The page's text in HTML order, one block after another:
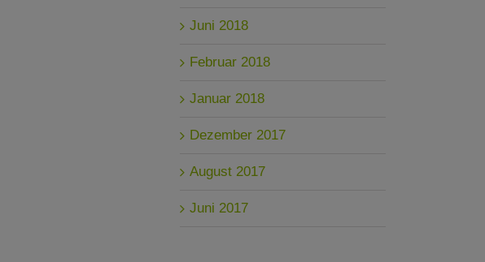
Juni 2018
Februar 2018
Januar 2018
Dezember 2017
August 2017
Juni 2017